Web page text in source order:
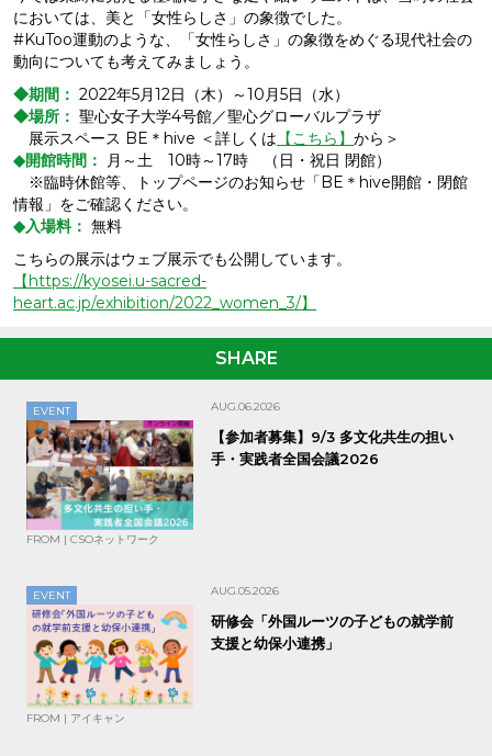
においては、美と「女性らしさ」の象徴でした。
#KuToo運動のような、「女性らしさ」の象徴をめぐる現代社会の
動向についても考えてみましょう。
◆期間： 2022年5月12日（木）～10月5日（水）
◆場所： 聖心女子大学4号館／聖心グローバルプラザ
展示スペース BE＊hive ＜詳しくは 【こちら】 から＞
◆開館時間：
月～土 10時～17時 （日・祝日 閉館）
※臨時休館等、トップページのお知らせ「BE＊hive開館・閉館
情報」をご確認ください。
◆入場料： 無料
こちらの展示はウェブ展示でも公開しています。
【https://kyosei.u-sacred-
heart.ac.jp/exhibition/2022_women_3/】
SHARE
EVENT AUG.06.2026
【参加者募集】9/3 多文化共生の担い
手・実践者全国会議2026
FROM | CSOネットワーク
EVENT AUG.05.2026
研修会「外国ルーツの子どもの就学前
支援と幼保小連携」
FROM | アイキャン